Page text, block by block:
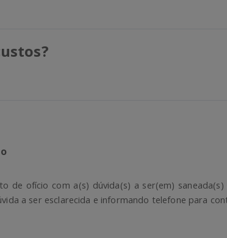
de ofício com a(s) dúvida(s) a ser(em)
a ser esclarecida e informando telefone para